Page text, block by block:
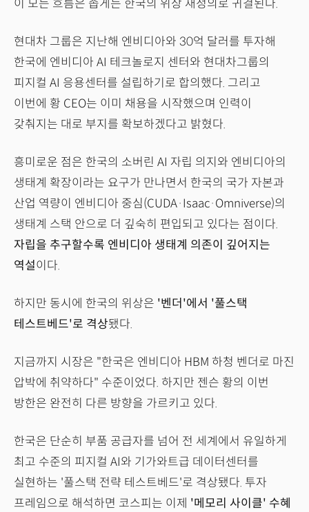
이 모든 흐름은 좁게는 한국의 위상 재정의로 귀결된다.
현대차 그룹은 지난해 엔비디아와 30억 달러를 투자해
한국에 엔비디아 AI 테크놀로지 센터와 현대차그룹의
피지컬 AI 응용센터를 설립하기로 합의했다. 그리고
이번에 황 CEO는 이미 채용을 시작했으며 인력이
갖춰지는 대로 부지를 확보하겠다고 밝혔다.
흥미로운 점은 한국의 소버린 AI 자립 의지와 엔비디아의
생태계 확장이라는 요구가 만나면서 한국의 국가 자본과
산업 역량이 엔비디아 중심(CUDA·Isaac·Omniverse)의
생태계 스택 안으로 더 깊숙히 편입되고 있다는 점이다.
자립을 추구할수록 엔비디아 생태계 의존이 깊어지는
역설이다.
하지만 동시에 한국의 위상은 '벤더'에서 '풀스택
테스트베드'로 격상됐다.
지금까지 시장은 "한국은 엔비디아 HBM 하청 벤더로 마진
압박에 취약하다" 수준이었다. 하지만 젠슨 황의 이번
방한은 완전히 다른 방향을 가르키고 있다.
한국은 단순히 부품 공급자를 넘어 전 세계에서 유일하게
최고 수준의 피지컬 AI와 기가와트급 데이터센터를
실현하는 '풀스택 전략 테스트베드'로 격상됐다. 투자
프레임으로 해석하면 코스피는 이제 '메모리 사이클' 수혜